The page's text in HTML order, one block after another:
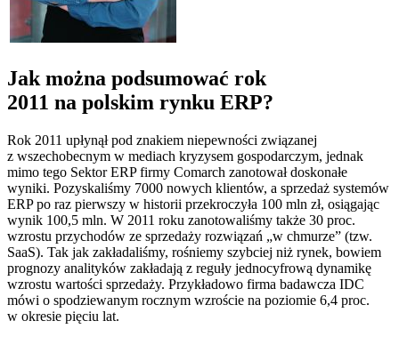
Jak można podsumować rok
2011 na polskim rynku ERP?
Rok 2011 upłynął pod znakiem niepewności związanej
z wszechobecnym w mediach kryzysem gospodarczym, jednak
mimo tego Sektor ERP firmy Comarch zanotował doskonałe
wyniki. Pozyskaliśmy 7000 nowych klientów, a sprzedaż systemów
ERP po raz pierwszy w historii przekroczyła 100 mln zł, osiągając
wynik 100,5 mln. W 2011 roku zanotowaliśmy także 30 proc.
wzrostu przychodów ze sprzedaży rozwiązań „w chmurze” (tzw.
SaaS). Tak jak zakładaliśmy, rośniemy szybciej niż rynek, bowiem
prognozy analityków zakładają z reguły jednocyfrową dynamikę
wzrostu wartości sprzedaży. Przykładowo firma badawcza IDC
mówi o spodziewanym rocznym wzroście na poziomie 6,4 proc.
w okresie pięciu lat.